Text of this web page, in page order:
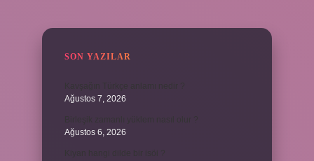
SON YAZILAR
Ağustos 7, 2026
Ağustos 6, 2026